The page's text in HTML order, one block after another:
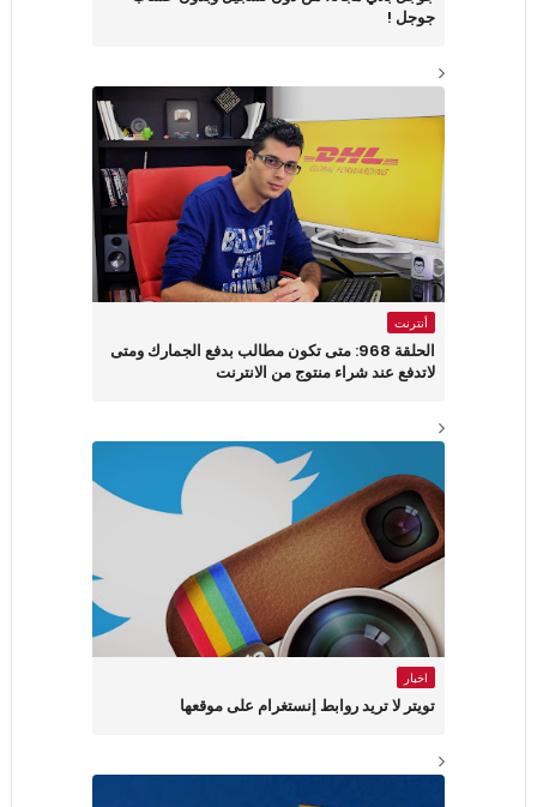
جوجل !
أنترنت
الحلقة 968: متى تكون مطالب بدفع الجمارك ومتى
لاتدفع عند شراء منتوج من الانترنت
اخبار
تويتر لا تريد روابط إنستغرام على موقعها